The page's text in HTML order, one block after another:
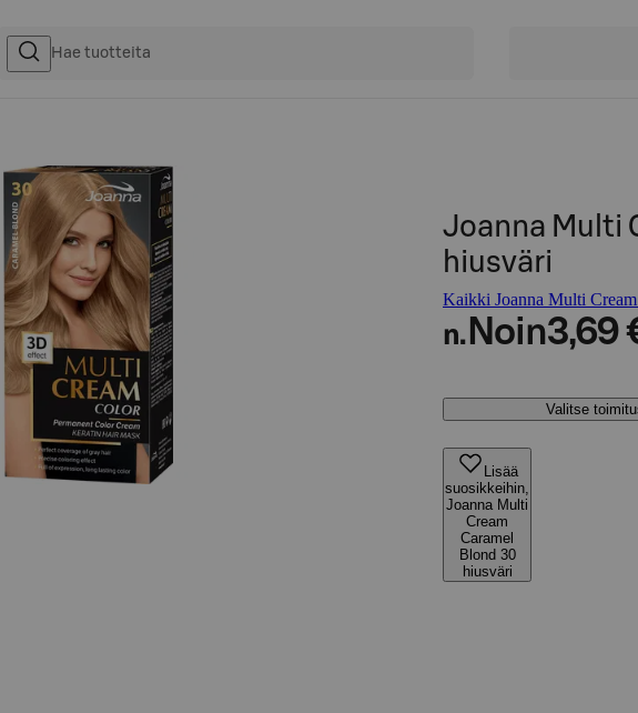
Joanna Multi
hiusväri
Kaikki Joanna Multi
n. Noin3,69
Valitse
Lisää
suosikkeihin,
Joanna Multi
Cream
Caramel
Blond 30
hiusväri